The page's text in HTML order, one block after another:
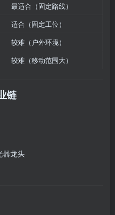
最适合（固定路线）
适合（固定工位）
较难（户外环境）
较难（移动范围大）
链
器龙头